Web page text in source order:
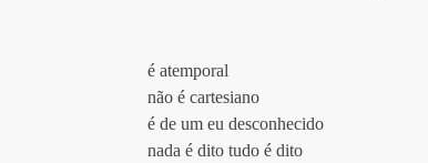
é atemporal
não é cartesiano
é de um eu desconhecido
nada é dito tudo é dito